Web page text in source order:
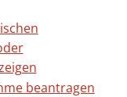
beantragen